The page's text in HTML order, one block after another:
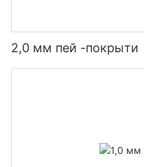
2,0 мм пей -покрыти